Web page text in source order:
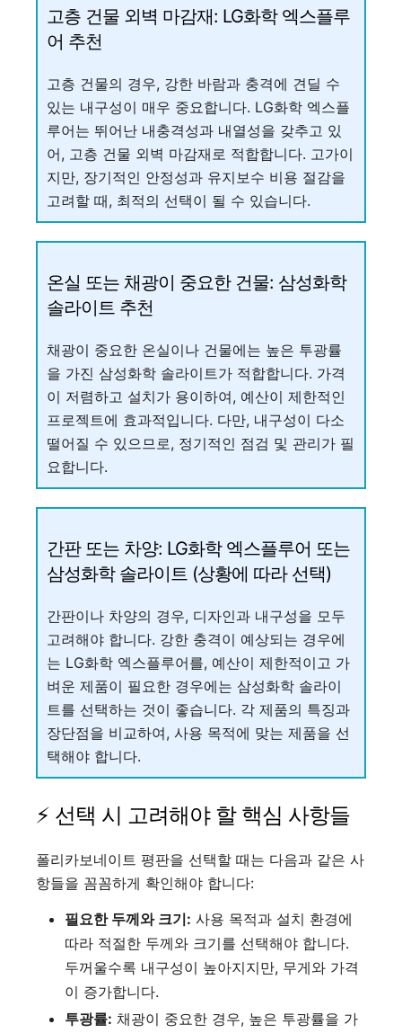
고층 건물 외벽 마감재: LG화학 엑스플루
어 추천
고층 건물의 경우, 강한 바람과 충격에 견딜 수
있는 내구성이 매우 중요합니다. LG화학 엑스플
루어는 뛰어난 내충격성과 내열성을 갖추고 있
어, 고층 건물 외벽 마감재로 적합합니다. 고가이
지만, 장기적인 안정성과 유지보수 비용 절감을
고려할 때, 최적의 선택이 될 수 있습니다.
온실 또는 채광이 중요한 건물: 삼성화학
솔라이트 추천
채광이 중요한 온실이나 건물에는 높은 투광률
을 가진 삼성화학 솔라이트가 적합합니다. 가격
이 저렴하고 설치가 용이하여, 예산이 제한적인
프로젝트에 효과적입니다. 다만, 내구성이 다소
떨어질 수 있으므로, 정기적인 점검 및 관리가 필
요합니다.
간판 또는 차양: LG화학 엑스플루어 또는
삼성화학 솔라이트 (상황에 따라 선택)
간판이나 차양의 경우, 디자인과 내구성을 모두
고려해야 합니다. 강한 충격이 예상되는 경우에
는 LG화학 엑스플루어를, 예산이 제한적이고 가
벼운 제품이 필요한 경우에는 삼성화학 솔라이
트를 선택하는 것이 좋습니다. 각 제품의 특징과
장단점을 비교하여, 사용 목적에 맞는 제품을 선
택해야 합니다.
⚡ 선택 시 고려해야 할 핵심 사항들
폴리카보네이트 평판을 선택할 때는 다음과 같은 사
항들을 꼼꼼하게 확인해야 합니다:
필요한 두께와 크기: 사용 목적과 설치 환경에
따라 적절한 두께와 크기를 선택해야 합니다.
두꺼울수록 내구성이 높아지지만, 무게와 가격
이 증가합니다.
투광률: 채광이 중요한 경우, 높은 투광률을 가